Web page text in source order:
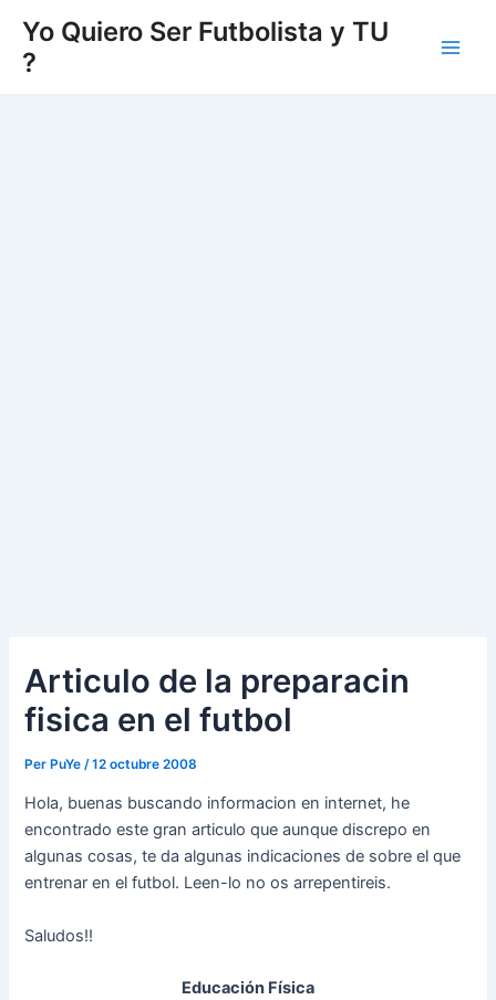
contingut
Yo Quiero Ser Futbolista y TU
?
Articulo de la preparacin
fisica en el futbol
Per PuYe/12 octubre 2008
Hola, buenas buscando informacion en internet, he
encontrado este gran articulo que aunque discrepo en
algunas cosas, te da algunas indicaciones de sobre el que
entrenar en el futbol. Leen-lo no os arrepentireis.
Saludos!!
Educación Física